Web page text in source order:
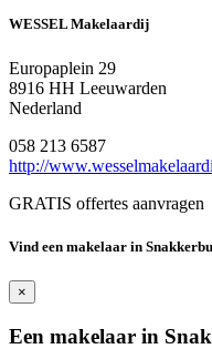
WESSEL Makelaardij
Europaplein 29
8916 HH Leeuwarden
Nederland
058 213 6587
http://
GRATIS offertes aanvragen
Vind een makelaar in
×
Een makelaar in